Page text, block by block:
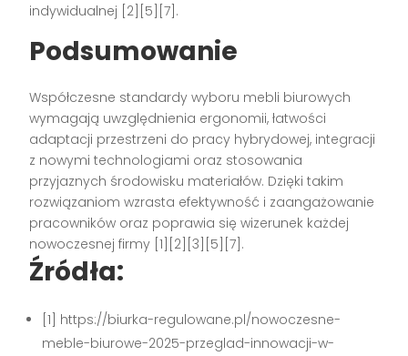
indywidualnej [2][5][7] .
Podsumowanie
Współczesne standardy wyboru mebli biurowych
wymagają uwzględnienia ergonomii, łatwości
adaptacji przestrzeni do pracy hybrydowej, integracji
z nowymi technologiami oraz stosowania
przyjaznych środowisku materiałów. Dzięki takim
rozwiązaniom wzrasta efektywność i zaangażowanie
pracowników oraz poprawia się wizerunek każdej
nowoczesnej firmy [1][2][3][5][7] .
Źródła:
[1] https://biurka-regulowane.pl/nowoczesne-
meble-biurowe-2025-przeglad-innowacji-w-